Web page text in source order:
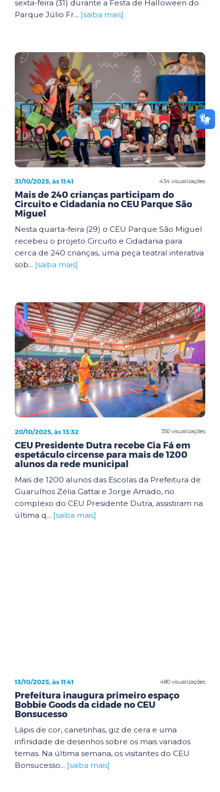
sexta-feira (31) durante a Festa de Halloween do
Parque Júlio Fr... [saiba mais]
434 visualizações
31/10/2025, às 11:41
Mais de 240 crianças participam do
Circuito e Cidadania no CEU Parque São
Miguel
Nesta quarta-feira (29) o CEU Parque São Miguel
recebeu o projeto Circuito e Cidadania para
cerca de 240 crianças, uma peça teatral interativa
sob... [saiba mais]
350 visualizações
20/10/2025, às 13:32
CEU Presidente Dutra recebe Cia Fá em
espetáculo circense para mais de 1200
alunos da rede municipal
Mais de 1200 alunos das Escolas da Prefeitura de
Guarulhos Zélia Gattai e Jorge Amado, no
complexo do CEU Presidente Dutra, assistiram na
última q... [saiba mais]
480 visualizações
13/10/2025, às 11:41
Prefeitura inaugura primeiro espaço
Bobbie Goods da cidade no CEU
Bonsucesso
Lápis de cor, canetinhas, giz de cera e uma
infinidade de desenhos sobre os mais variados
temas. Na última semana, os visitantes do CEU
Bonsucesso... [saiba mais]